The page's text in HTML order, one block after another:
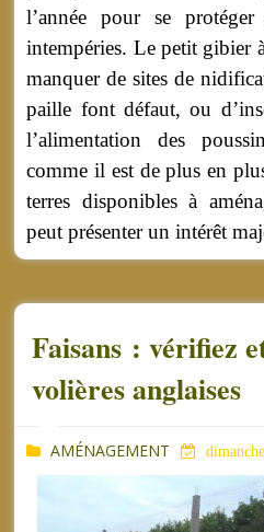
l’année pour se
intempéries. Le petit gibier
manquer de sites de
paille font défaut, ou
l’alimentation des
comme il est de plus en
terres disponibles à
peut présenter un intérêt
Faisans : vérifiez
volières anglaises
AMÉNAGEMENT